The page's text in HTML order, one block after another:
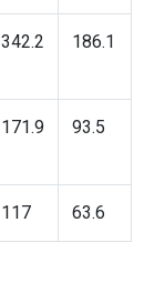
342.2 186.1
171.9 93.5
117 63.6